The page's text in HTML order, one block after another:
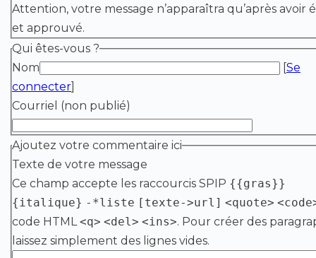
Attention, votre message n’apparaîtra qu’après avoir
et approuvé.
Qui êtes-vous ?
Nom
[Se
connecter]
Courriel (non publié)
Ajoutez votre commentaire ici
Texte de votre message
Ce champ accepte les raccourcis SPIP {{gras}}
{italique} -*liste [texte->url] <quote>
code HTML<q> <del> <ins>. Pour créer des
laissez simplement des lignes vides.